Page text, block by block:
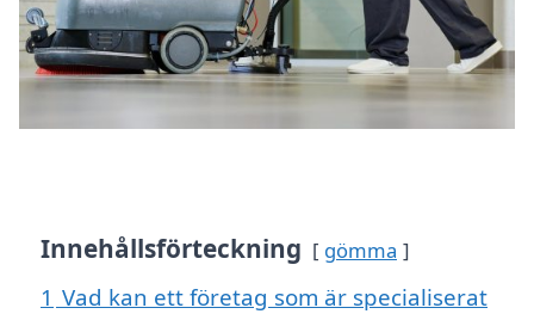
Innehållsförteckning gömma
1 Vad kan ett företag som är specialiserat